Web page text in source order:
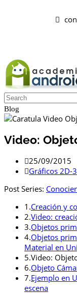
Blog
Video:
25/09/2015
Gráficos 2D-
Post Series:
1.Creación y
2.Video:
3.Objetos
4.Objetos
Material en
5.Video:
6.Objeto
7.Ejemplo en
escena